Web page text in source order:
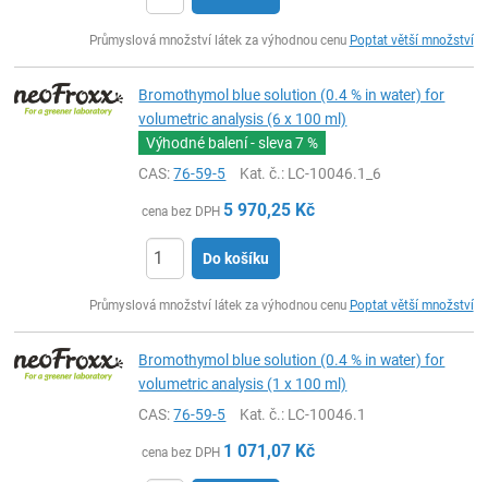
Průmyslová množství látek za výhodnou cenu Poptat větší množství
Bromothymol blue solution (0.4 % in water) for
volumetric analysis (6 x 100 ml)
Výhodné balení - sleva7 %
CAS:76-59-5 Kat. č.: LC-10046.1_6
cena bez DPH 5 970,25 Kč
Do košíku
Průmyslová množství látek za výhodnou cenu Poptat větší množství
Bromothymol blue solution (0.4 % in water) for
volumetric analysis (1 x 100 ml)
CAS:76-59-5 Kat. č.: LC-10046.1
cena bez DPH 1 071,07 Kč